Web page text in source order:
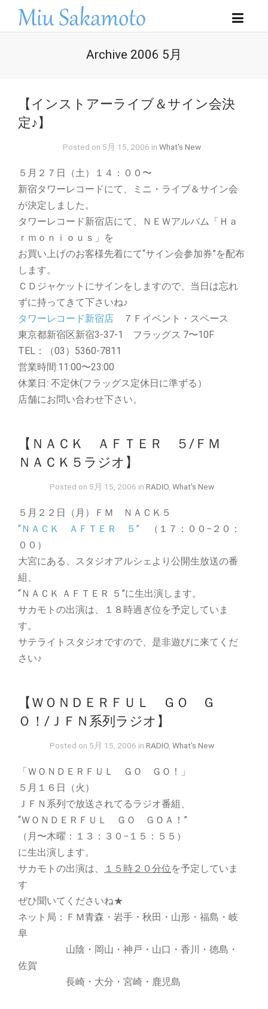
Archive 2006 5月
【インストアーライブ＆サイン会決
定♪】
Posted on 5月 15, 2006 in What's New
５月２７日（土）１４：００〜
新宿タワーレコードにて、ミニ・ライブ＆サイン会
が決定しました。
タワーレコード新宿店にて、ＮＥＷアルバム「Ｈａ
ｒｍｏｎｉｏｕｓ」を
お買い上げのお客様先着にて“サイン会参加券”を配布
します。
ＣＤジャケットにサインをしますので、当日は忘れ
ずに持ってきて下さいね♪
タワーレコード新宿店 ７Ｆイベント・スペース
東京都新宿区新宿3-37-1 フラッグス 7〜10F
TEL：（03）5360-7811
営業時間:11:00〜23:00
休業日: 不定休(フラッグス定休日に準ずる）
店舗にお問い合わせ下さい。
【ＮＡＣＫ ＡＦＴＥＲ ５/ＦＭ
ＮＡＣＫ５ラジオ】
Posted on 5月 15, 2006 in RADIO, What's New
５月２２日（月）ＦＭ ＮＡＣＫ５
“ＮＡＣＫ ＡＦＴＥＲ ５” （１７：００−２０：
００）
大宮にある、スタジオアルシェより公開生放送の番
組、
“ＮＡＣＫ ＡＦＴＥＲ ５”に生出演します。
サカモトの出演は、１８時過ぎ位を予定していま
す。
サテライトスタジオですので、是非遊びに来てくだ
さい♪
【ＷＯＮＤＥＲＦＵＬ ＧＯ Ｇ
Ｏ！/ＪＦＮ系列ラジオ】
Posted on 5月 15, 2006 in RADIO, What's New
「ＷＯＮＤＥＲＦＵＬ ＧＯ ＧＯ！」
５月１６日（火）
ＪＦＮ系列で放送されてるラジオ番組、
“ＷＯＮＤＥＲＦＵＬ ＧＯ ＧＯＡ！”
（月〜木曜：１３：３０−１５：５５）
に生出演します。
サカモトの出演は、
１５時２０分位を予定していま
す
ぜひ聞いてくださいね★
ネット局：ＦＭ青森・岩手・秋田・山形・福島・岐
阜
山陰・岡山・神戸・山口・香川・徳島・
佐賀
長崎・大分・宮崎・鹿児島